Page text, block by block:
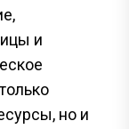
и
но и